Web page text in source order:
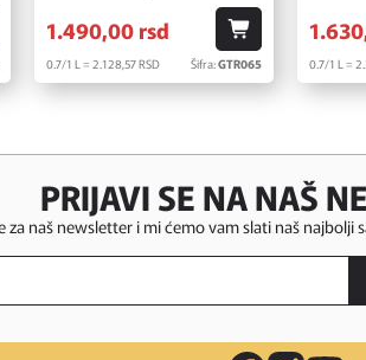
1.490,00 rsd
0.7/1 L = 2.128,57RSD Šifra:GTR065 0.7/1 L =
PRIJAVI SE NA NAŠ
za naš newsletter i mi ćemo vam slati naš najbolji